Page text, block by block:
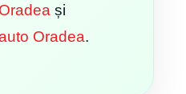
și
Oradea.